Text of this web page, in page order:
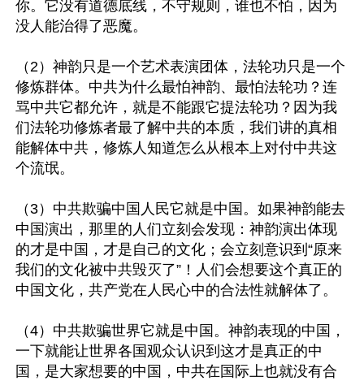
你。它没有道德底线，不守规则，谁也不怕，因为
没人能治得了恶魔。
（2）神韵只是一个艺术表演团体，法轮功只是一个
修炼群体。中共为什么最怕神韵、最怕法轮功？连
骂中共它都允许，就是不能跟它提法轮功？因为我
们法轮功修炼者最了解中共的本质，我们讲的真相
能解体中共，修炼人知道怎么从根本上对付中共这
个流氓。
（3）中共欺骗中国人民它就是中国。如果神韵能去
中国演出，那里的人们立刻会发现：神韵演出体现
的才是中国，才是自己的文化；会立刻意识到“原来
我们的文化被中共毁灭了”！人们会想要这个真正的
中国文化，共产党在人民心中的合法性就解体了。
（4）中共欺骗世界它就是中国。神韵表现的中国，
一下就能让世界各国观众认识到这才是真正的中
国，是大家想要的中国，中共在国际上也就没有合